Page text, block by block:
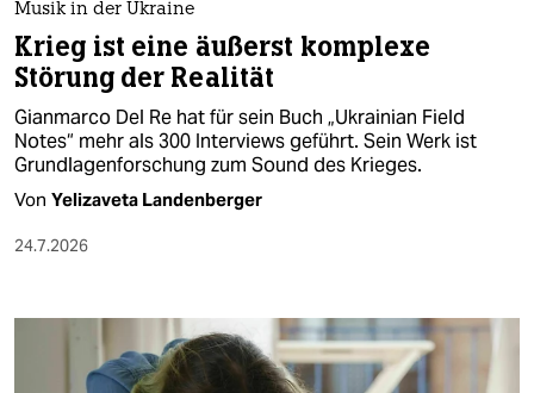
Musik in der Ukraine
Krieg ist eine äußerst komplexe
Störung der Realität
Gianmarco Del Re hat für sein Buch „Ukrainian Field
Notes“ mehr als 300 Interviews geführt. Sein Werk ist
Grundlagenforschung zum Sound des Krieges.
Von Yelizaveta Landenberger
24.7.2026